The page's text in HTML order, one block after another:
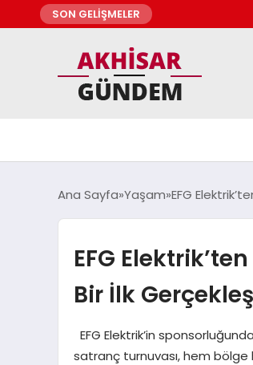
SON GELİŞMELER
Ana Sayfa Yaşam EFG
EFG
Bir İlk
EFG Elektrik’in
satranç turnuvası, hem bölge